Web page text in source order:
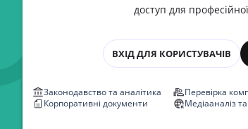
доступ для
ВХІД ДЛЯ КОРИСТУВАЧІВ
Законодавство та аналітика
Корпоративні документи
Перевірка
Медіааналіз